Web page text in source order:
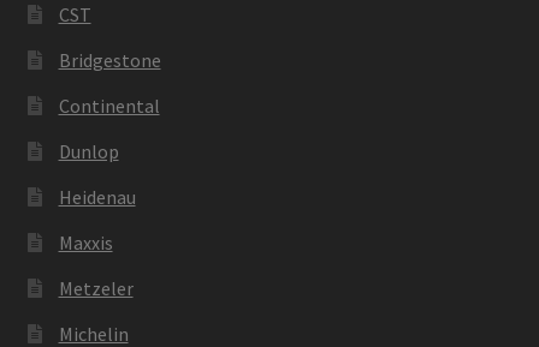
CST
Bridgestone
Continental
Dunlop
Heidenau
Maxxis
Metzeler
Michelin